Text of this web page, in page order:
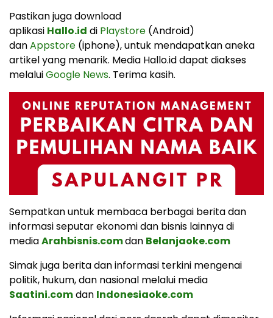
Pastikan juga download
aplikasi Hallo.id di Playstore (Android)
danAppstore (iphone), untuk mendapatkan aneka
artikel yang menarik. Media Hallo.id dapat diakses
melaluiGoogle News. Terima kasih.
Sempatkan untuk membaca berbagai berita dan
informasi seputar ekonomi dan bisnis lainnya di
mediaArahbisnis.comdan Belanjaoke.com
Simak juga berita dan informasi terkini mengenai
politik, hukum, dan nasional melalui media
Saatini.comdan Indonesiaoke.com